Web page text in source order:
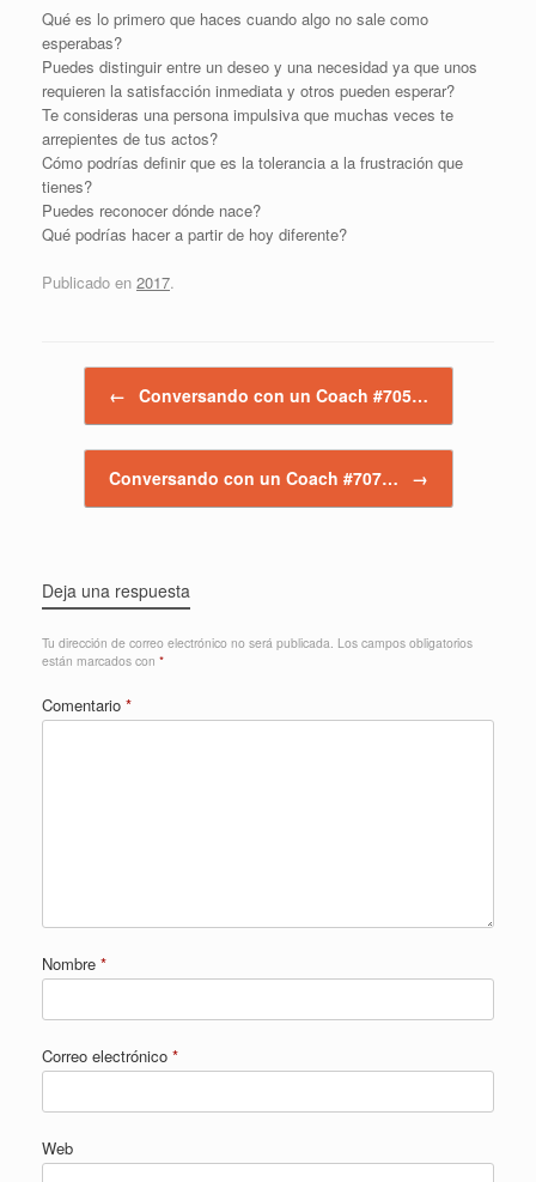
Qué es lo primero que haces cuando algo no sale como
esperabas?
Puedes distinguir entre un deseo y una necesidad ya que unos
requieren la satisfacción inmediata y otros pueden esperar?
Te consideras una persona impulsiva que muchas veces te
arrepientes de tus actos?
Cómo podrías definir que es la tolerancia a la frustración que
tienes?
Puedes reconocer dónde nace?
Qué podrías hacer a partir de hoy diferente?
Publicado en 2017.
← Conversando con un Coach #705…
Conversando con un Coach #707… →
Deja una respuesta
Tu dirección de correo electrónico no será publicada. Los campos obligatorios
están marcados con *
Comentario *
Nombre *
Correo electrónico *
Web